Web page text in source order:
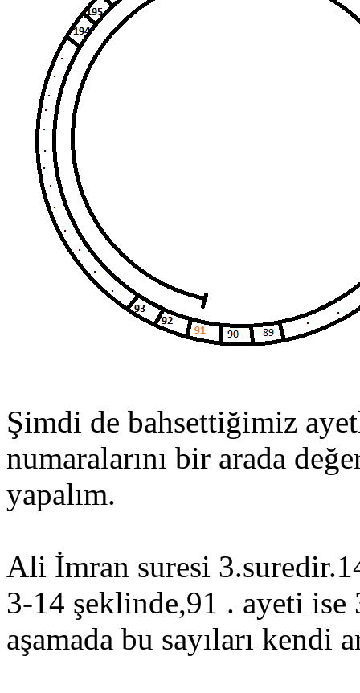
Şimdi de bahsettiğimiz
numaralarını bir arada
yapalım.
Ali İmran suresi
3-14 şeklinde,91 . ayeti
aşamada bu sayıları kendi